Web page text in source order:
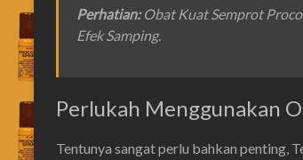
Perhatian: Obat Kuat Semprot
Efek Samping.
Perlukah Menggunakan
Tentunya sangat perlu bahkan penting,